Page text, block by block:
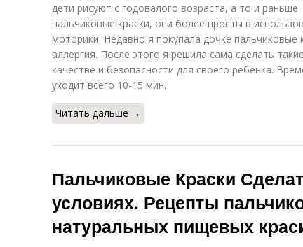
дети рисуют с годовалого возраста, а то и
пальчиковые краски, они более просты в
моторики. Недавно я покупала дочке
аллергия. После этого я решила сама сделать
качестве и безопасности для своего ребенка.
уходит всего 10-15 мин.
Читать дальше →
Пальчиковые Краски
условиях. Рецепты
натуральных пищевых